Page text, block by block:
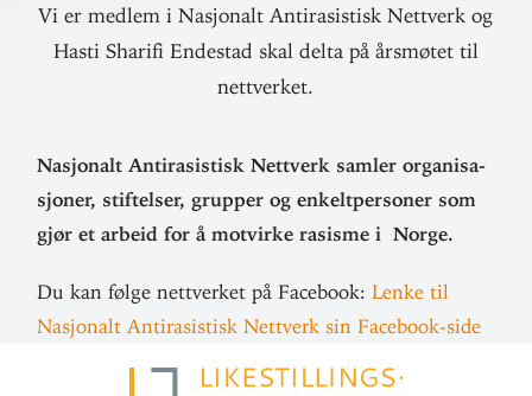
Vi er medlem i Nasjonalt Antirasistisk Nettverk og
Hasti Sharifi Endestad skal delta på årsmøtet til
nettverket.
Nasjonalt Anti­ra­sistisk Nettverk samler orga­ni­sa­
sjoner, stif­telser, grupper og enkelt­per­soner som
gjør et arbeid for å mot­virke rasisme i Norge.
Du kan følge nett­verket på Facebook:Lenke til
Nasjonalt Anti­ra­sistisk Nettverk sin Facebook-side